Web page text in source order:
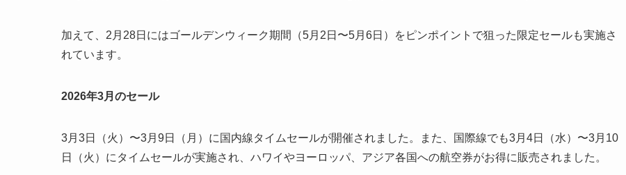
加えて、2月28日にはゴールデンウィーク期間（5月2日〜5月6日）をピンポイントで狙った限定セールも実施さ
れています。
2026年3月のセール
3月3日（火）〜3月9日（月）に国内線タイムセールが開催されました。また、国際線でも3月4日（水）〜3月10
日（火）にタイムセールが実施され、ハワイやヨーロッパ、アジア各国への航空券がお得に販売されました。